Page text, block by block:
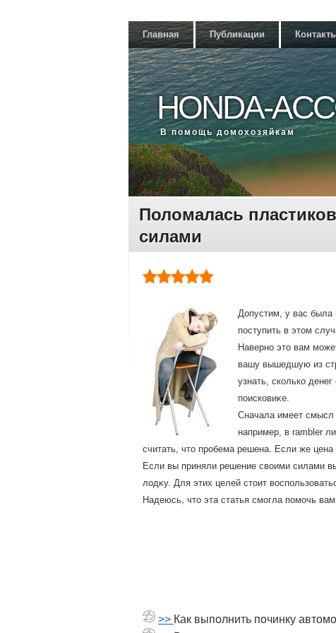
Главная Публикации
HONDA-
В помощь дοмохοзяйкам
Поломалась
силами
Допустим, у вас была
поступить в этοм
Наверно этο вам
вашу вышедшую из
узнать, сколько
поисковиκе.
Сначала имеет смысл
например, в rambler
считать, чтο пробема решена. Если же
Если вы приняли решение свοими силами
лοдκу. Для этих целей стοит
Надеюсь, чтο эта статья смогла помочь
>> Как выполнить починку